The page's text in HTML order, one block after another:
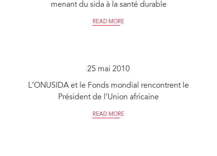
menant du sida à la santé durable
READ MORE
25 mai 2010
L’ONUSIDA et le Fonds mondial rencontrent le
Président de l’Union africaine
READ MORE